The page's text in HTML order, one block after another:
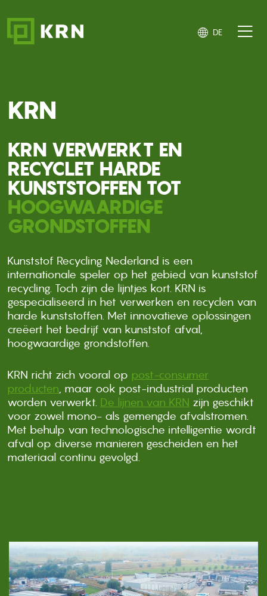
DE
KRN
KRN VERWERKT EN
RECYCLET HARDE
KUNSTSTOFFEN TOT
HOOGWAARDIGE
GRONDSTOFFEN
Kunststof Recycling Nederland is een
internationale speler op het gebied van kunststof
recycling. Toch zijn de lijntjes kort. KRN is
gespecialiseerd in het verwerken en recyclen van
harde kunststoffen. Met innovatieve oplossingen
creëert het bedrijf van kunststof afval,
hoogwaardige grondstoffen.
KRN richt zich vooral op post-consumer
producten, maar ook post-industrial producten
worden verwerkt. De lijnen van KRN zijn geschikt
voor zowel mono- als gemengde afvalstromen.
Met behulp van technologische intelligentie wordt
afval op diverse manieren gescheiden en het
materiaal continu gevolgd.